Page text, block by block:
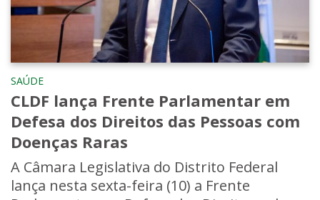
SAÚDE
CLDF lança Frente Parlamentar em
Defesa dos Direitos das Pessoas com
Doenças Raras
A Câmara Legislativa do Distrito Federal
lança nesta sexta-feira (10) a Frente